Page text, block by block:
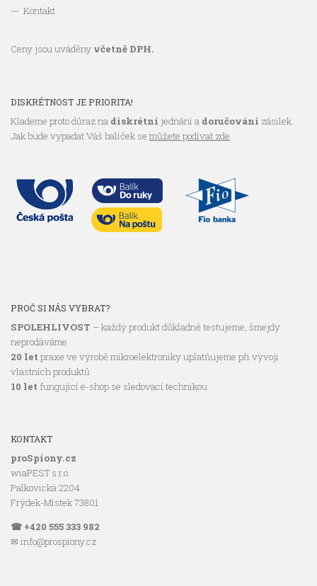
Kontakt
Ceny jsou uváděny včetně DPH.
DISKRÉTNOST JE PRIORITA!
Klademe proto důraz na diskrétní jednání a doručování zásilek.
Jak bude vypadat Váš balíček se můžete podívat zde.
PROČ SI NÁS VYBRAT?
SPOLEHLIVOST – každý produkt důkladně testujeme, šmejdy
neprodáváme
20 let praxe ve výrobě mikroelektroniky uplatňujeme při vývoji
vlastních produktů
10 let fungující e-shop se sledovací technikou
KONTAKT
proSpiony.cz
wiaPEST s.r.o.
Palkovická 2204
Frýdek-Místek 73801
☎ +420 555 333 982
✉ info@prospiony.cz